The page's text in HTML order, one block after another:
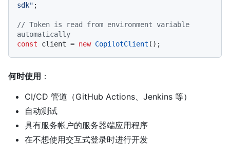
sdk" ;
// Token is read from environment variable
automatically
const client = new CopilotClient
何时使用 ：
CI/CD 管道（GitHub Actions、Jenkins 等）
自动测试
具有服务帐户的服务器端应用程序
在不想使用交互式登录时进行开发